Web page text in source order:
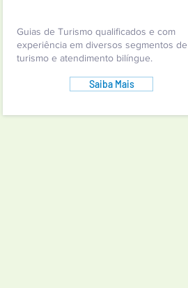
Guias de Turismo qualificados e com
experiência em diversos segmentos de
turismo e atendimento bilíngue.
Saiba Mais